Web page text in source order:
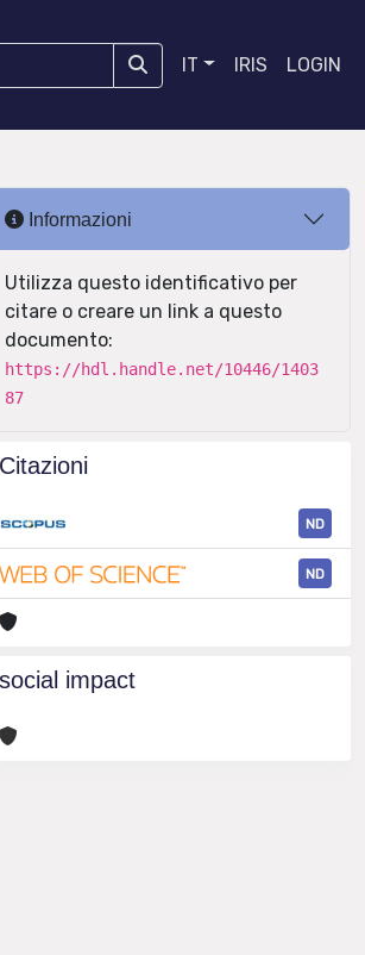
IT IRIS LOGIN
Informazioni
Utilizza questo identificativo per
citare o creare un link a questo
documento:
https://hdl.handle.net/10446/1403
87
Citazioni
ND
ND
social impact